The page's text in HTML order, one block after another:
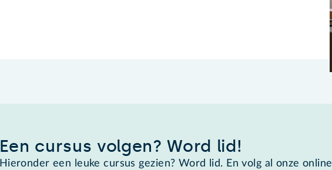
Een cursus volgen? Word lid!
Hieronder een leuke cursus gezien? Word lid. En volg al onze online